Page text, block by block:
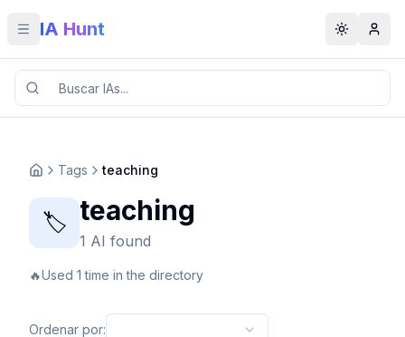
Toggle menu
IA Hunt Toggle
Tags teaching
🏷️ teaching
1 AI found
🔥Used 1 time in the directory
Ordenar por: